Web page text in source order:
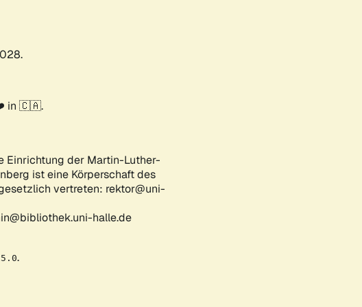
in 🇨🇦.
Einrichtung der Martin-Luther-
ist eine Körperschaft des
vertreten: rektor@uni-
halle.de
.